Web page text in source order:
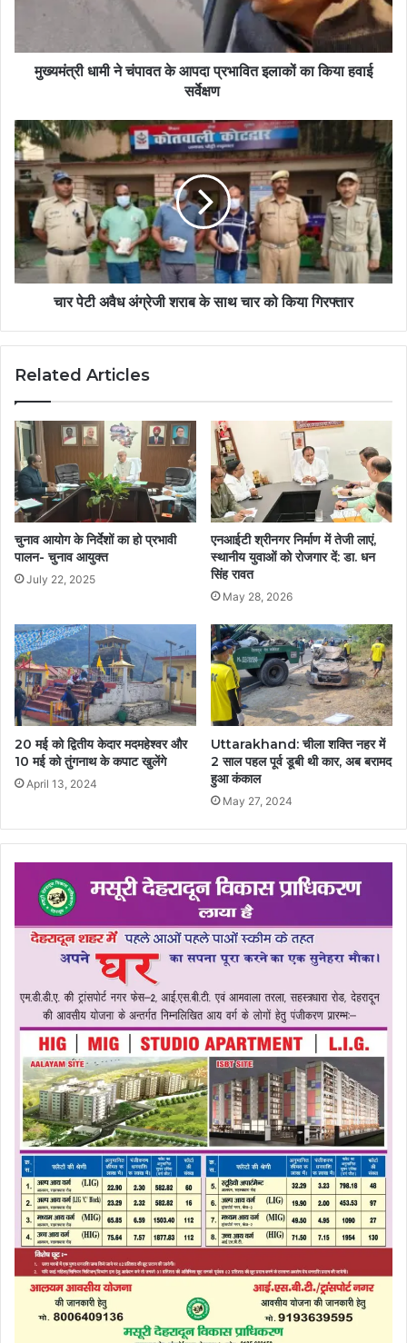
मुख्यमंत्री धामी ने चंपावत के आपदा प्रभावित इलाकों का किया हवाई
सर्वेक्षण
चार पेटी अवैध अंग्रेजी शराब के साथ चार को किया गिरफ्तार
Related Articles
चुनाव आयोग के निर्देशों का हो प्रभावी
पालन- चुनाव आयुक्त
July 22, 2025
एनआईटी श्रीनगर निर्माण में तेजी लाएं,
स्थानीय युवाओं को रोजगार दें: डा. धन
सिंह रावत
May 28, 2026
20 मई को द्वितीय केदार मदमहेश्वर और
10 मई को तुंगनाथ के कपाट खुलेंगे
April 13, 2024
Uttarakhand: चीला शक्ति नहर में
2 साल पहल पूर्व डूबी थी कार, अब बरामद
हुआ कंकाल
May 27, 2024